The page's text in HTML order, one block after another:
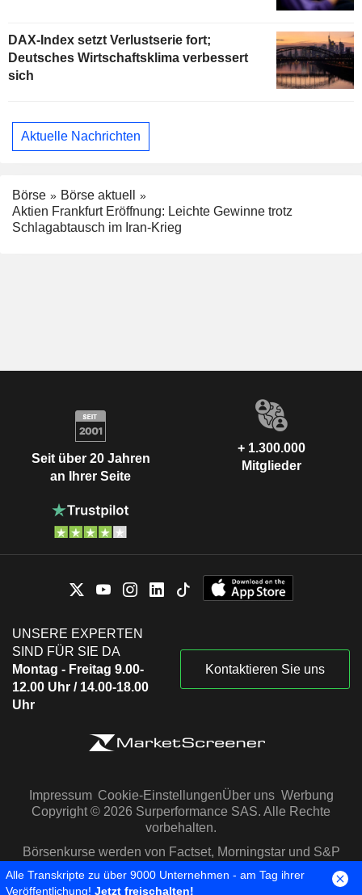
DAX-Index setzt Verlustserie fort;
Deutsches Wirtschaftsklima verbessert
sich
Aktuelle Nachrichten
Börse
Börse aktuell
Aktien Frankfurt Eröffnung: Leichte Gewinne trotz
Schlagabtausch im Iran-Krieg
Seit über 20 Jahren
an Ihrer Seite
+ 1.300.000
Mitglieder
UNSERE EXPERTEN
SIND FÜR SIE DA
Montag - Freitag 9.00-
12.00 Uhr / 14.00-18.00
Uhr
Kontaktieren Sie uns
Impressum Cookie-EinstellungenÜber uns Werbung
Copyright © 2026 Surperformance SAS. Alle Rechte
vorbehalten.
Börsenkurse werden von Factset, Morningstar und S&P
Capital IQ zur Verfügung gestellt
Alle Transkripte zu über 9000 Unternehmen - am Tag ihrer
Veröffentlichung! Jetzt freischalten!